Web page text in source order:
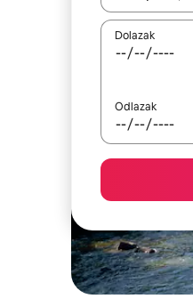
Dolazak
Odlazak